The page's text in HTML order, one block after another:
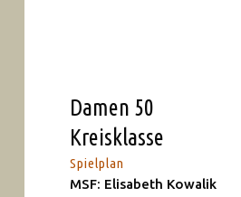
Damen 50
Kreisklasse
Spielplan
MSF: Elisabeth Kowalik